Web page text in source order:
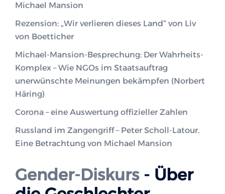
Michael Mansion
Rezension: „Wir verlieren dieses Land“ von Liv
von Boetticher
Michael-Mansion-Besprechung: Der Wahrheits-
Komplex – Wie NGOs im Staatsauftrag
unerwünschte Meinungen bekämpfen (Norbert
Häring)
Corona – eine Auswertung offizieller Zahlen
Russland im Zangengriff – Peter Scholl-Latour.
Eine Betrachtung von Michael Mansion
Gender-Diskurs- Über